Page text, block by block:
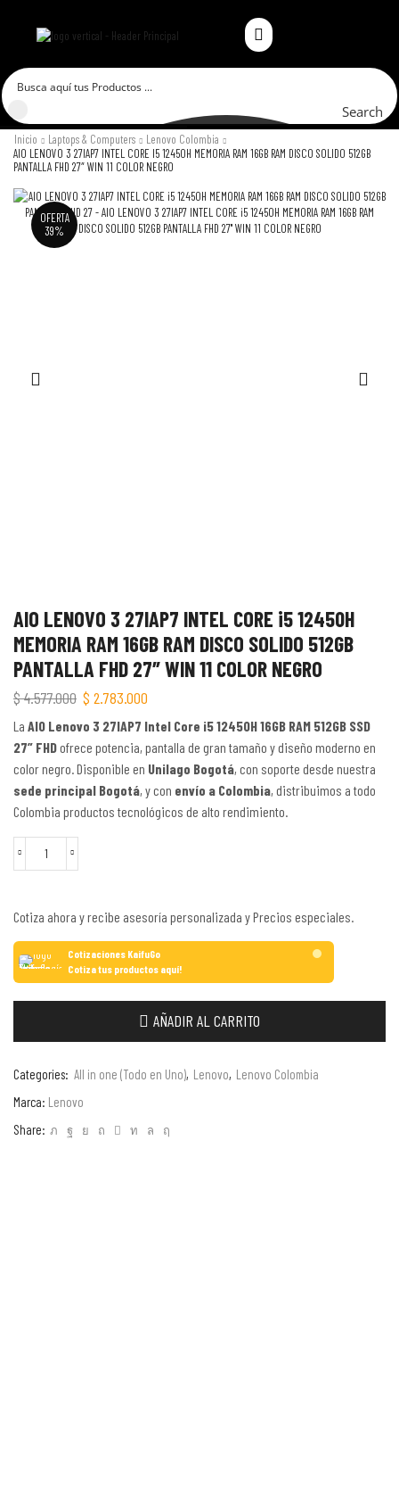
Search
Inicio Laptops & Computers
Lenovo Colombia
AIO LENOVO 3 27IAP7 INTEL CORE I5 12450H MEMORIA RAM 16GB RAM DISCO SOLIDO 512GB
PANTALLA FHD 27″ WIN 11 COLOR NEGRO
OFERTA
39%
AIO LENOVO 3 27IAP7 INTEL CORE i5 12450H
MEMORIA RAM 16GB RAM DISCO SOLIDO 512GB
PANTALLA FHD 27″ WIN 11 COLOR NEGRO
$4.577.000 $ 2.783.000
La AIO Lenovo 3 27IAP7 Intel Core i5 12450H 16GB RAM 512GB SSD
27” FHDofrece potencia, pantalla de gran tamaño y diseño moderno en
color negro. Disponible en Unilago Bogotá, con soporte desde nuestra
sede principal Bogotá, y con envío a Colombia, distribuimos a todo
Colombia productos tecnológicos de alto rendimiento.
Cotiza ahora y recibe asesoría personalizada y Precios especiales.
Cotizaciones KaifuGo
Cotiza tus productos aquí!
AÑADIR AL CARRITO
Categories: All in one (Todo en Uno), Lenovo, Lenovo Colombia
Marca: Lenovo
Share: